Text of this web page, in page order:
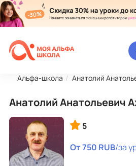
Альфа-школа Анатолий
Анатолий Анатольевич
5
От 750 RUB/за